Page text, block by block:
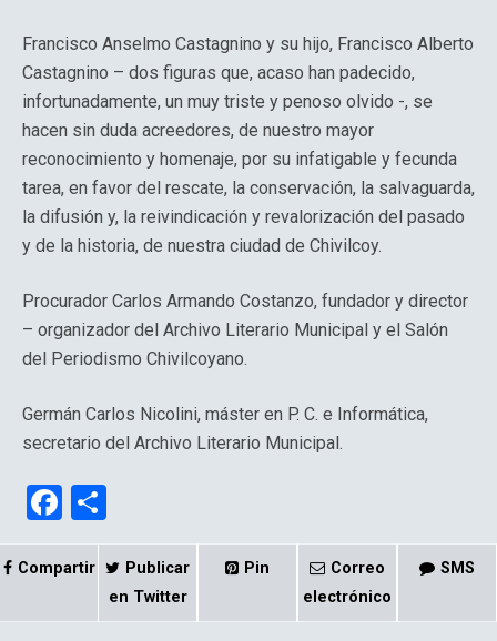
Francisco Anselmo Castagnino y su hijo, Francisco Alberto
Castagnino – dos figuras que, acaso han padecido,
infortunadamente, un muy triste y penoso olvido -, se
hacen sin duda acreedores, de nuestro mayor
reconocimiento y homenaje, por su infatigable y fecunda
tarea, en favor del rescate, la conservación, la salvaguarda,
la difusión y, la reivindicación y revalorización del pasado
y de la historia, de nuestra ciudad de Chivilcoy.
Procurador Carlos Armando Costanzo, fundador y director
– organizador del Archivo Literario Municipal y el Salón
del Periodismo Chivilcoyano.
Germán Carlos Nicolini, máster en P. C. e Informática,
secretario del Archivo Literario Municipal.
F
a
ce
o
m
p
Compartir
Publicar
en Twitter
Pin
Correo
electrónico
SMS